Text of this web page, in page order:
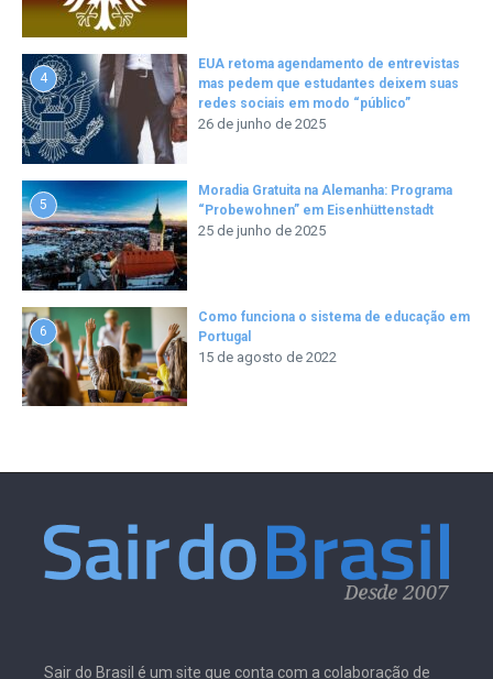
4
EUA retoma agendamento de entrevistas
mas pedem que estudantes deixem suas
redes sociais em modo “público”
26 de junho de 2025
5
Moradia Gratuita na Alemanha: Programa
“Probewohnen” em Eisenhüttenstadt
25 de junho de 2025
6
Como funciona o sistema de educação em
Portugal
15 de agosto de 2022
Sair do Brasil é um site que conta com a colaboração de